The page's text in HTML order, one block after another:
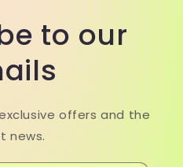
to our
offers and the
news.